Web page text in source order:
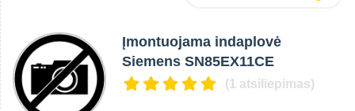
Įmontuojama indaplovė
Siemens SN85EX11CE
(1 atsiliepimas)